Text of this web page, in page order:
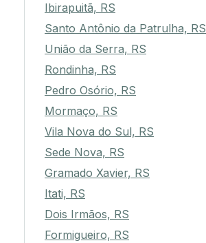
Ibirapuitã, RS
Santo Antônio da Patrulha, RS
União da Serra, RS
Rondinha, RS
Pedro Osório, RS
Mormaço, RS
Vila Nova do Sul, RS
Sede Nova, RS
Gramado Xavier, RS
Itati, RS
Dois Irmãos, RS
Formigueiro, RS